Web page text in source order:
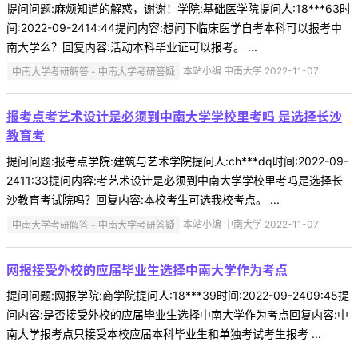
提问问题:麻烦知道的解惑，谢谢！学院:基础医学院提问人:18***63时
间:2022-09-2414:44提问内容:想问下临床医学自考本科可以报考中
南大学么？回复内容:活动本科毕业证可以报考。 ...
中南大学考研解答 - 中南大学考研答疑 本站小编 中南大学 2022-11-07
报考点考艺术设计是必须到中南大学学校里考吗 是选择长沙
教育考
提问问题:报考点学院:建筑与艺术学院提问人:ch***dq时间:2022-09-
2411:33提问内容:考艺术设计是必须到中南大学学校里考吗是选择长
沙教育考试院吗？回复内容:本校考生可选我校考点。 ...
中南大学考研解答 - 中南大学考研答疑 本站小编 中南大学 2022-11-07
网报接受外校的应届毕业生选择中南大学作为考点
提问问题:网报学院:商学院提问人:18***39时间:2022-09-2409:45提
问内容:是否接受外校的应届毕业生选择中南大学作为考点回复内容:中
南大学报考点只接受本校应届本科毕业生和单独考试考生报考 ...